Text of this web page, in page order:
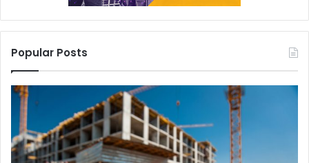
Popular Posts